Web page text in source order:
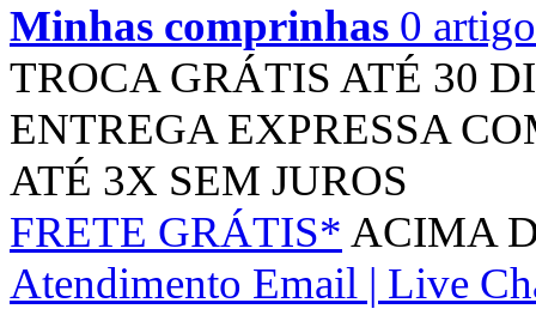
Minhas comprinhas 0
TROCA GRÁTIS ATÉ 30
ENTREGA EXPRESSA
ATÉ 3X SEM JUROS
FRETE GRÁTIS* ACIMA
Atendimento Email | Live